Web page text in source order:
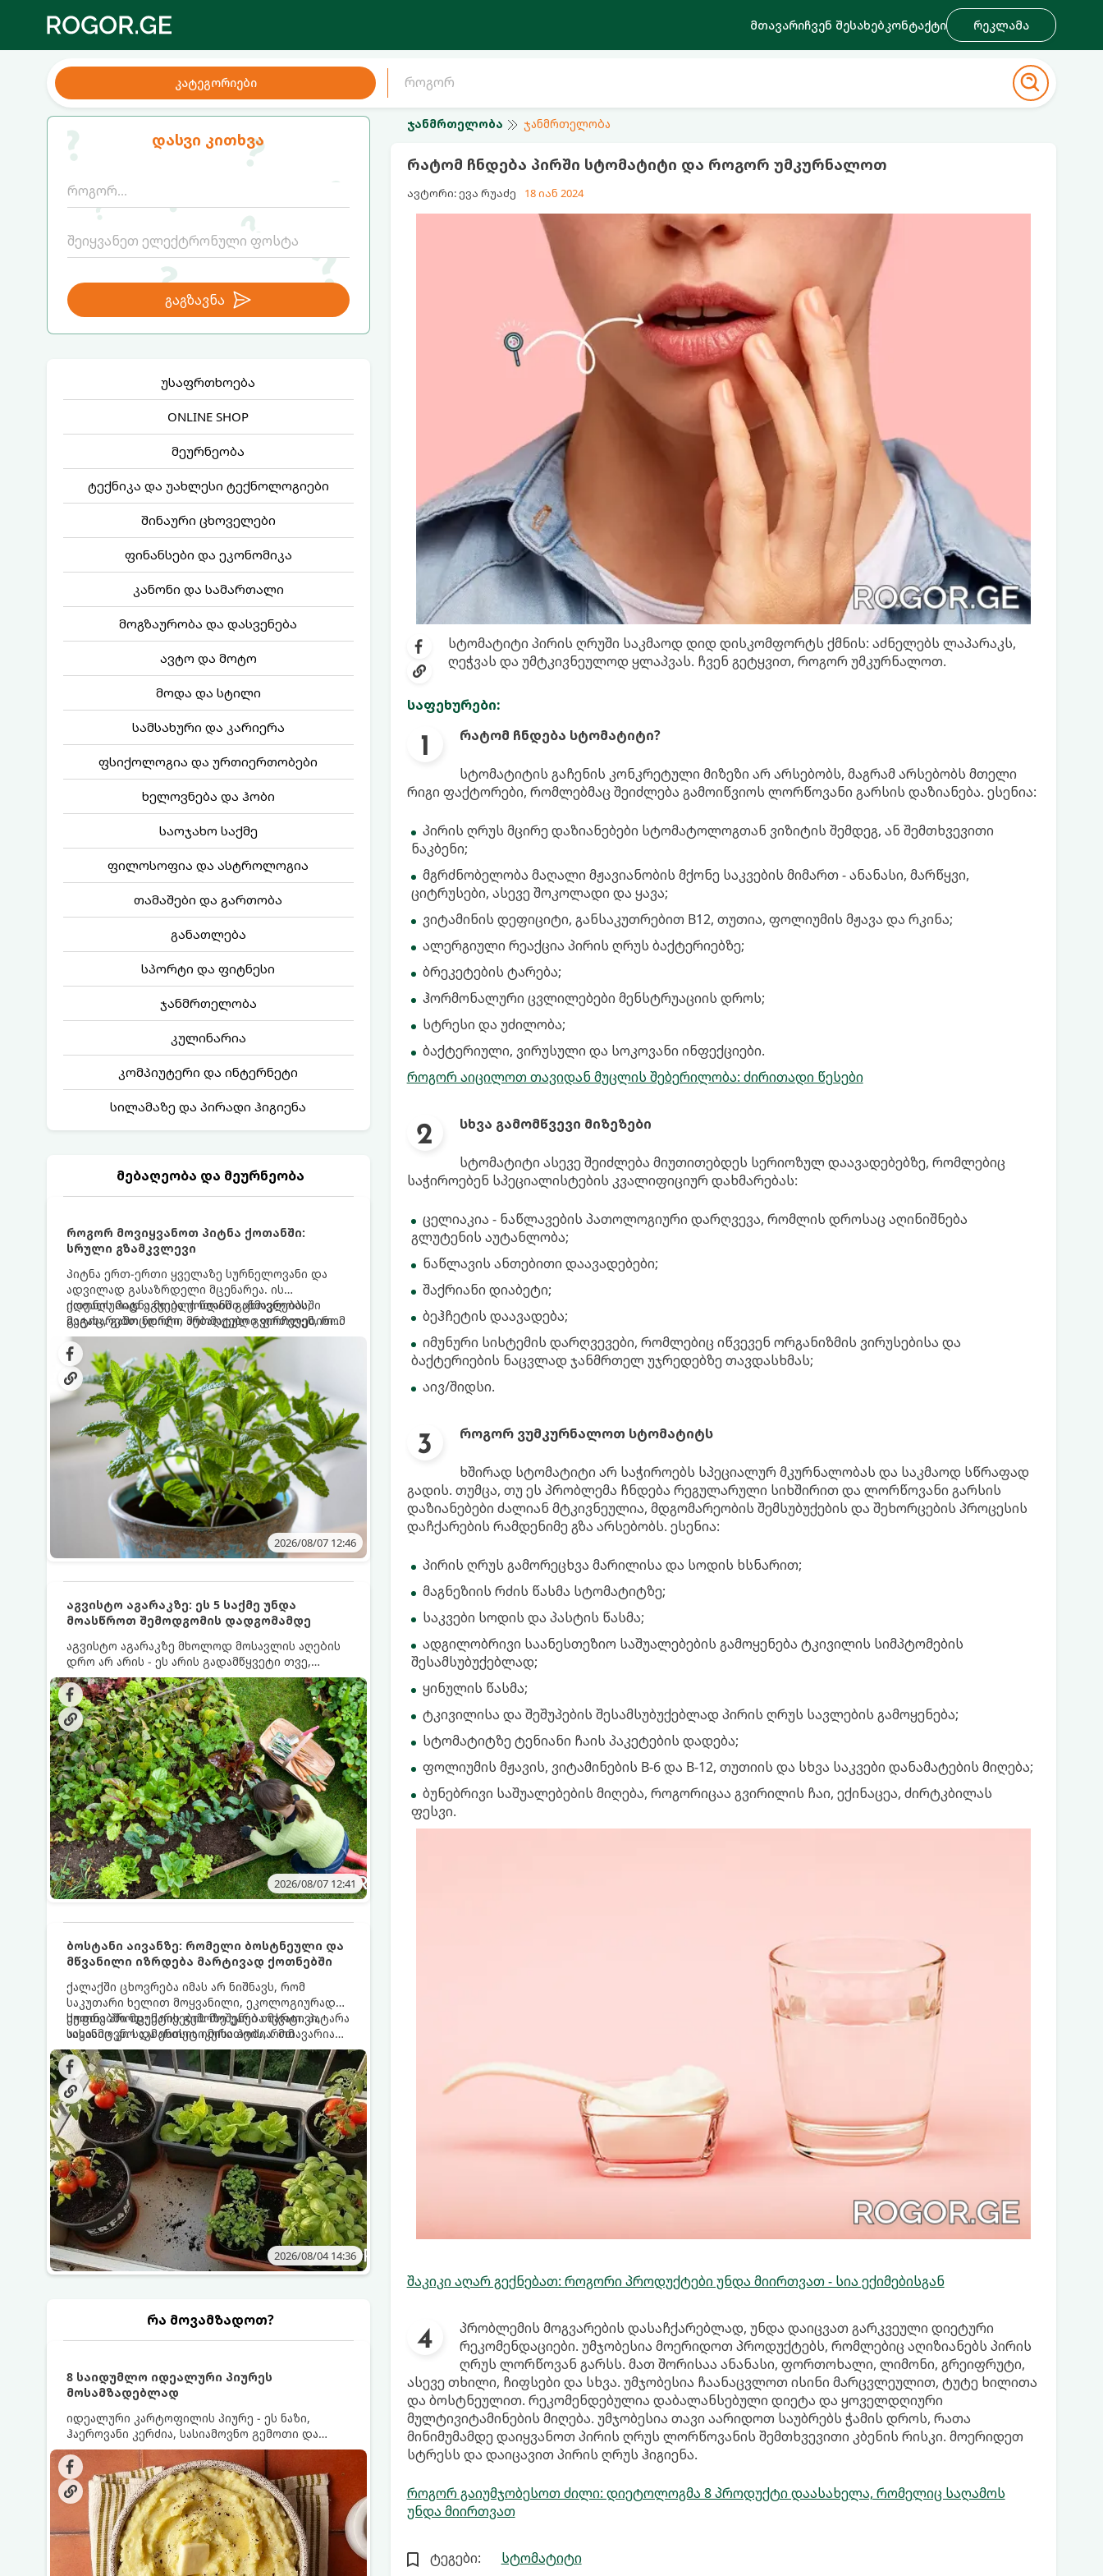
მთავარიჩვენ შესახებკონტაქტი რეკლამა
კატეგორიები
დასვი კითხვა
გაგზავნა
უსაფრთხოება
ONLINE SHOP
მეურნეობა
ტექნიკა და უახლესი ტექნოლოგიები
შინაური ცხოველები
ფინანსები და ეკონომიკა
კანონი და სამართალი
მოგზაურობა და დასვენება
ავტო და მოტო
მოდა და სტილი
სამსახური და კარიერა
ფსიქოლოგია და ურთიერთობები
ხელოვნება და ჰობი
საოჯახო საქმე
ფილოსოფია და ასტროლოგია
თამაშები და გართობა
განათლება
სპორტი და ფიტნესი
ჯანმრთელობა
კულინარია
კომპიუტერი და ინტერნეტი
სილამაზე და პირადი ჰიგიენა
მებაღეობა და მეურნეობა
როგორ მოვიყვანოთ პიტნა ქოთანში:
სრული გზამკვლევი
პიტნა ერთ-ერთი ყველაზე სურნელოვანი და
ადვილად გასაზრდელი მცენარეა. ის
იდეალურად ეგუება ქოთანში ცხოვრებას,
მეტიც, გამოცდილი მებაღეები გვირჩევენ, რომ
პიტნა მხოლოდ ქოთანში მოვიყვანოთ, რადგან
ღია გრუნტში (ბაღში) დარგვისას ის ფესვებით
ძალიან სწრაფად ვრცელდება და სხვა
მცენარეებს ავიწროებს.
ქოთნის პიტნა მთელი წლის განმავლობაში
გაგახარებთ ნორჩი, არომატული ფოთლებით
ჩაის, ლიმონათისა თუ კერძებისთვის.
2026/08/07 12:46
აგვისტო აგარაკზე: ეს 5 საქმე უნდა
მოასწროთ შემოდგომის დადგომამდე
აგვისტო აგარაკზე მხოლოდ მოსავლის აღების
დრო არ არის - ეს არის გადამწყვეტი თვე,
როდესაც საფუძველი ეყრება მომავალი წლის
მოსავალს და ბაღი მზადდება შემოდგომა-
ზამთრის სეზონისთვის. იმისათვის, რომ
ნიადაგმა ენერგია აღიდგინოს, ხოლო
მცენარეებმა ზამთარს გაუძლონ, აგვისტოს
ბოლომდე 5 მნიშვნელოვანი საქმის გაკეთება
უნდა მოასწროთ:
2026/08/07 12:41
ბოსტანი აივანზე: რომელი ბოსტნეული და
მწვანილი იზრდება მარტივად ქოთნებში
ქალაქში ცხოვრება იმას არ ნიშნავს, რომ
საკუთარი ხელით მოყვანილი, ეკოლოგიურად
სუფთა პროდუქტის გემოზე უარი თქვათ. პატარა
აივანიც კი საკმარისია იმისათვის, რომ
მოიწყოთ მინი-ბოსტანი, საიდანაც
ყოველდღიურად ახალ, არომატულ მწვანილსა
და ბოსტნეულს მოკრეფთ.
ქოთნებში მცენარეების მოშენება მარტივი,
სასიამოვნო და ესთეტიკური ჰობია. მთავარია
იცოდეთ, რომელი კულტურები ეგუებიან
ქოთნის პირობებს ყველაზე კარგად და როგორ
მოუაროთ მათ სწორად.
2026/08/04 14:36
რა მოვამზადოთ?
8 საიდუმლო იდეალური პიურეს
მოსამზადებლად
იდეალური კარტოფილის პიურე - ეს ნაზი,
ჰაეროვანი კერძია, სასიამოვნო გემოთი და
ნაღების-მოყვითალო ფერით. მისი მომზადება
ძალიან მარტივია, მაგრამ არსებობს რამდენიმე
საიდუმლო, რომლებიც უნდა იცოდეთ, რომ
პიურე იდეალურად გემრიელი გამოვიდეს.
ჯანმრთელობა ჯანმრთელობა
რატომ ჩნდება პირში სტომატიტი და როგორ უმკურნალოთ
ავტორი: ევა რუაძე 18 იან 2024
სტომატიტი პირის ღრუში საკმაოდ დიდ დისკომფორტს ქმნის: აძნელებს ლაპარაკს,
ღეჭვას და უმტკივნეულოდ ყლაპვას. ჩვენ გეტყვით, როგორ უმკურნალოთ.
საფეხურები:
რატომ ჩნდება სტომატიტი?
სტომატიტის გაჩენის კონკრეტული მიზეზი არ არსებობს, მაგრამ არსებობს მთელი
რიგი ფაქტორები, რომლებმაც შეიძლება გამოიწვიოს ლორწოვანი გარსის დაზიანება. ესენია:
პირის ღრუს მცირე დაზიანებები სტომატოლოგთან ვიზიტის შემდეგ, ან შემთხვევითი
ნაკბენი;
მგრძნობელობა მაღალი მჟავიანობის მქონე საკვების მიმართ - ანანასი, მარწყვი,
ციტრუსები, ასევე შოკოლადი და ყავა;
ვიტამინის დეფიციტი, განსაკუთრებით B12, თუთია, ფოლიუმის მჟავა და რკინა;
ალერგიული რეაქცია პირის ღრუს ბაქტერიებზე;
ბრეკეტების ტარება;
ჰორმონალური ცვლილებები მენსტრუაციის დროს;
სტრესი და უძილობა;
ბაქტერიული, ვირუსული და სოკოვანი ინფექციები.
როგორ აიცილოთ თავიდან მუცლის შებერილობა: ძირითადი წესები
სხვა გამომწვევი მიზეზები
სტომატიტი ასევე შეიძლება მიუთითებდეს სერიოზულ დაავადებებზე, რომლებიც
საჭიროებენ სპეციალისტების კვალიფიციურ დახმარებას:
ცელიაკია - ნაწლავების პათოლოგიური დარღვევა, რომლის დროსაც აღინიშნება
გლუტენის აუტანლობა;
ნაწლავის ანთებითი დაავადებები;
შაქრიანი დიაბეტი;
ბეჰჩეტის დაავადება;
იმუნური სისტემის დარღვევები, რომლებიც იწვევენ ორგანიზმის ვირუსებისა და
ბაქტერიების ნაცვლად ჯანმრთელ უჯრედებზე თავდასხმას;
აივ/შიდსი.
როგორ ვუმკურნალოთ სტომატიტს
ხშირად სტომატიტი არ საჭიროებს სპეციალურ მკურნალობას და საკმაოდ სწრაფად
გადის. თუმცა, თუ ეს პრობლემა ჩნდება რეგულარული სიხშირით და ლორწოვანი გარსის
დაზიანებები ძალიან მტკივნეულია, მდგომარეობის შემსუბუქების და შეხორცების პროცესის
დაჩქარების რამდენიმე გზა არსებობს. ესენია:
პირის ღრუს გამორეცხვა მარილისა და სოდის ხსნარით;
მაგნეზიის რძის წასმა სტომატიტზე;
საკვები სოდის და პასტის წასმა;
ადგილობრივი საანესთეზიო საშუალებების გამოყენება ტკივილის სიმპტომების
შესამსუბუქებლად;
ყინულის წასმა;
ტკივილისა და შეშუპების შესამსუბუქებლად პირის ღრუს სავლების გამოყენება;
სტომატიტზე ტენიანი ჩაის პაკეტების დადება;
ფოლიუმის მჟავის, ვიტამინების B-6 და B-12, თუთიის და სხვა საკვები დანამატების მიღება;
ბუნებრივი საშუალებების მიღება, როგორიცაა გვირილის ჩაი, ექინაცეა, ძირტკბილას
ფესვი.
შაკიკი აღარ გექნებათ: როგორი პროდუქტები უნდა მიირთვათ - სია ექიმებისგან
პრობლემის მოგვარების დასაჩქარებლად, უნდა დაიცვათ გარკვეული დიეტური
რეკომენდაციები. უმჯობესია მოერიდოთ პროდუქტებს, რომლებიც აღიზიანებს პირის
ღრუს ლორწოვან გარსს. მათ შორისაა ანანასი, ფორთოხალი, ლიმონი, გრეიფრუტი,
ასევე თხილი, ჩიფსები და სხვა. უმჯობესია ჩაანაცვლოთ ისინი მარცვლეულით, ტუტე ხილითა
და ბოსტნეულით. რეკომენდებულია დაბალანსებული დიეტა და ყოველდღიური
მულტივიტამინების მიღება. უმჯობესია თავი აარიდოთ საუბრებს ჭამის დროს, რათა
მინიმუმამდე დაიყვანოთ პირის ღრუს ლორწოვანის შემთხვევითი კბენის რისკი. მოერიდეთ
სტრესს და დაიცავით პირის ღრუს ჰიგიენა.
როგორ გაიუმჯობესოთ ძილი: დიეტოლოგმა 8 პროდუქტი დაასახელა, რომელიც საღამოს
უნდა მიირთვათ
ტეგები: სტომატიტი